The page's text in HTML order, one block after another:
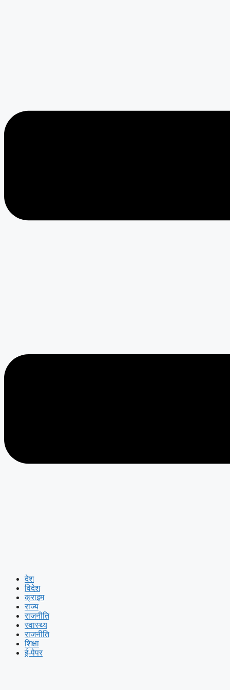
देश
विदेश
क्राइम
राज्य
राजनीति
स्वास्थ्य
राजनीति
शिक्षा
ई-पेपर